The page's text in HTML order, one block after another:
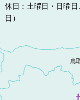
休日：土曜日・日曜
日）